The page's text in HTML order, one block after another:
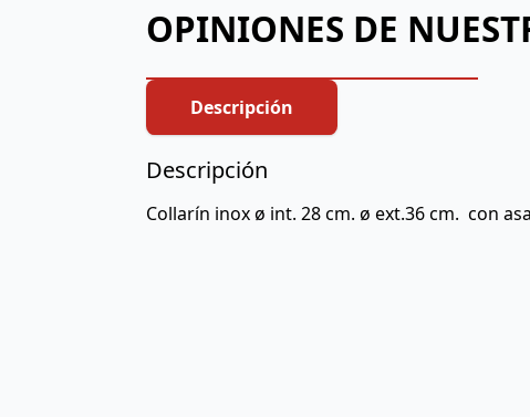
OPINIONES DE
Descripción
Descripción
Collarín inox ø int. 28 cm. ø ext.36 cm. con